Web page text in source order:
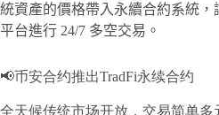
統資產的價格帶入永續合約系統，
平台進行 24/7 多空交易。
📢币安合约推出TradFi永续合约
全天候传统市场开放，交易简单多